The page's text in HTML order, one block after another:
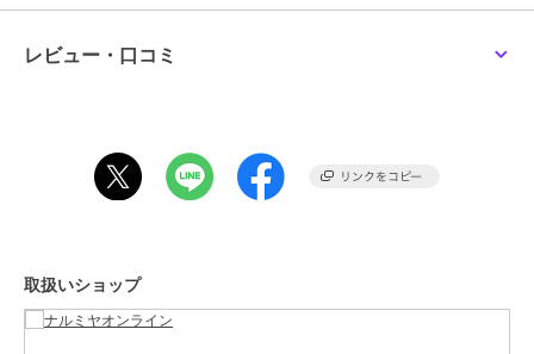
白、黒
レビュー・口コミ
取扱いショップ